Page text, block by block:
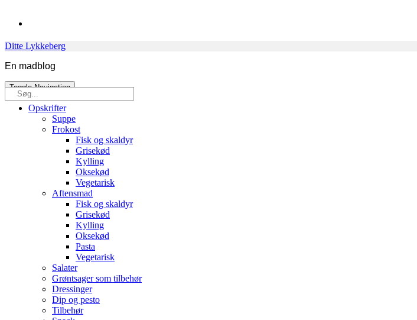
Ditte Lykkeberg
En madblog
Søg
efter:
Toggle Navigation
Opskrifter
Suppe
Frokost
Fisk og skaldyr
Grisekød
Kylling
Oksekød
Vegetarisk
Aftensmad
Fisk og skaldyr
Grisekød
Kylling
Oksekød
Pasta
Vegetarisk
Salater
Grøntsager som tilbehør
Dressinger
Dip og pesto
Tilbehør